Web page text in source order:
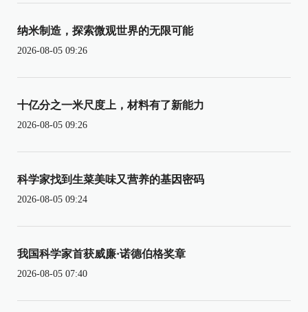
纳米制造，探索微观世界的无限可能
2026-08-05 09:26
十亿分之一米尺度上，材料有了新能力
2026-08-05 09:26
科学家找到生菜美味又营养的基因密码
2026-08-05 09:24
我国科学家首获威廉·诺德伯格奖章
2026-08-05 07:40